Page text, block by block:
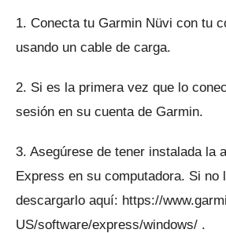
1. Conecta tu Garmin Nüvi con tu
usando un cable de carga.
2. Si es la primera vez que lo
sesión en su cuenta de Garmin.
3. Asegúrese de tener instalada la
Express en su computadora. Si no
descargarlo aquí: https://
US/software/express/windows/ .